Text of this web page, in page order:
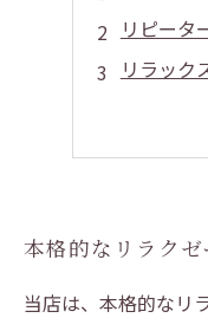
リピータ
リラック
美と健康
本格的なリラク
当店は、本格的なリ